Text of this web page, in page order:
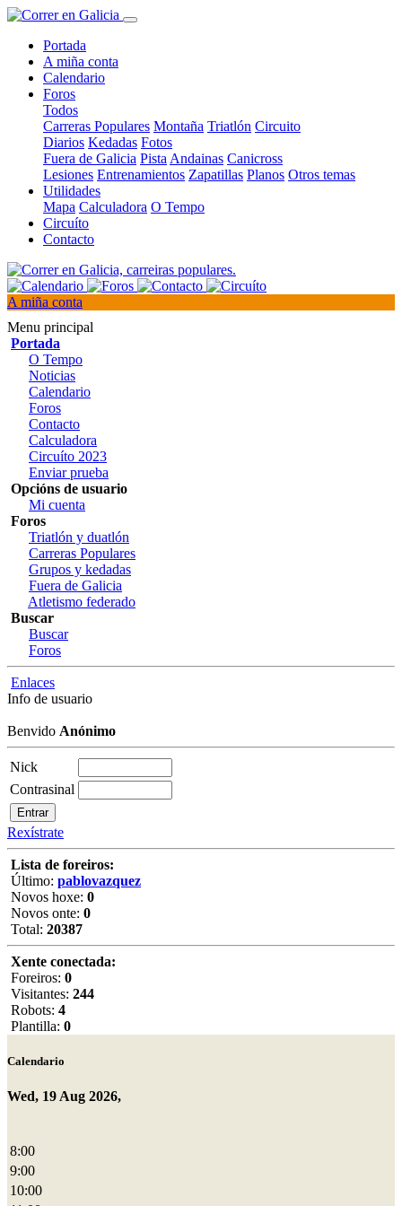
Portada
A miña conta
Calendario
Foros
Todos
Carreras Populares Montaña Triatlón Circuito
Diarios Kedadas Fotos
Fuera de Galicia Pista Andainas Canicross
Lesiones Entrenamientos Zapatillas Planos Otros temas
Utilidades
Mapa Calculadora O Tempo
Circuíto
Contacto
A miña conta
Menu principal
Portada
O Tempo
Noticias
Calendario
Foros
Contacto
Calculadora
Circuíto 2023
Enviar prueba
Opcións de usuario
Mi cuenta
Foros
Triatlón y duatlón
Carreras Populares
Grupos y kedadas
Fuera de Galicia
Atletismo federado
Buscar
Buscar
Foros
Enlaces
Info de usuario
Benvido Anónimo
Nick
Contrasinal
Rexístrate
Lista de foreiros:
Último: pablovazquez
Novos hoxe: 0
Novos onte: 0
Total: 20387
Xente conectada:
Foreiros: 0
Visitantes: 244
Robots: 4
Plantilla: 0
Calendario
Wed, 19 Aug 2026,
8:00
9:00
10:00